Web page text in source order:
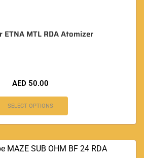
ETNA MTL RDA Atomizer
AED 50.00
SELECT OPTIONS